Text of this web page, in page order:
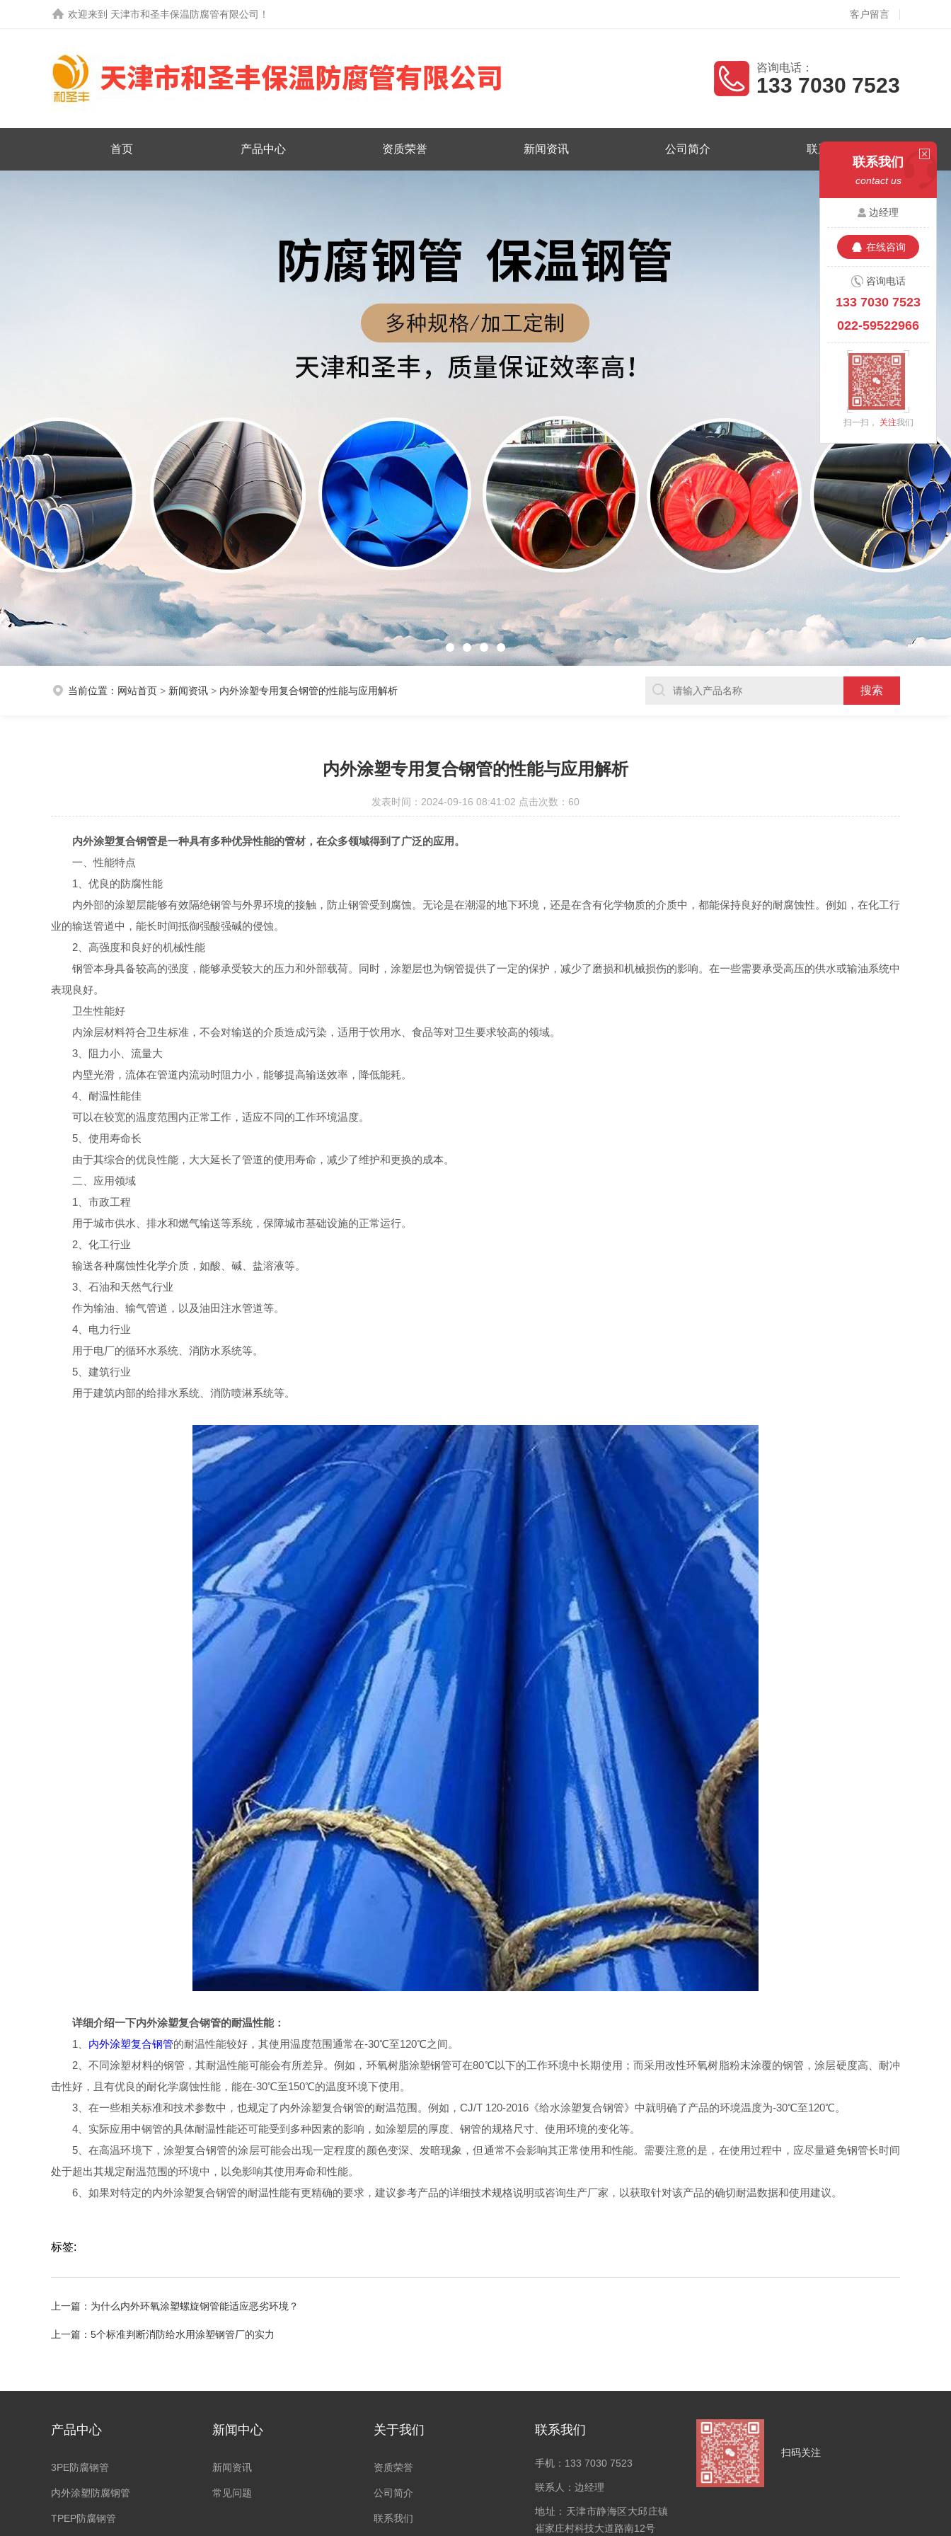
欢迎来到 天津市和圣丰保温防腐管有限公司 ！ 客户留言
咨询电话：
133 7030 7523
首页 产品中心 资质荣誉 新闻资讯 公司简介 联系我们
当前位置： 网站首页 > 新闻资讯 > 内外涂塑专用复合钢管的性能与应用解析
内外涂塑专用复合钢管的性能与应用解析
发表时间：2024-09-16 08:41:02 点击次数：60
内外涂塑复合钢管是一种具有多种优异性能的管材，在众多领域得到了广泛的应用。
一、性能特点
1、优良的防腐性能
内外部的涂塑层能够有效隔绝钢管与外界环境的接触，防止钢管受到腐蚀。无论是在潮湿的地下环境，还是在含有化学物质的介质中，都能保持良好的耐腐蚀性。例如，在化工行
业的输送管道中，能长时间抵御强酸强碱的侵蚀。
2、高强度和良好的机械性能
钢管本身具备较高的强度，能够承受较大的压力和外部载荷。同时，涂塑层也为钢管提供了一定的保护，减少了磨损和机械损伤的影响。在一些需要承受高压的供水或输油系统中
表现良好。
卫生性能好
内涂层材料符合卫生标准，不会对输送的介质造成污染，适用于饮用水、食品等对卫生要求较高的领域。
3、阻力小、流量大
内壁光滑，流体在管道内流动时阻力小，能够提高输送效率，降低能耗。
4、耐温性能佳
可以在较宽的温度范围内正常工作，适应不同的工作环境温度。
5、使用寿命长
由于其综合的优良性能，大大延长了管道的使用寿命，减少了维护和更换的成本。
二、应用领域
1、市政工程
用于城市供水、排水和燃气输送等系统，保障城市基础设施的正常运行。
2、化工行业
输送各种腐蚀性化学介质，如酸、碱、盐溶液等。
3、石油和天然气行业
作为输油、输气管道，以及油田注水管道等。
4、电力行业
用于电厂的循环水系统、消防水系统等。
5、建筑行业
用于建筑内部的给排水系统、消防喷淋系统等。
详细介绍一下内外涂塑复合钢管的耐温性能：
1、 内外涂塑复合钢管的耐温性能较好，其使用温度范围通常在-30℃至120℃之间。
2、不同涂塑材料的钢管，其耐温性能可能会有所差异。例如，环氧树脂涂塑钢管可在80℃以下的工作环境中长期使用；而采用改性环氧树脂粉末涂覆的钢管，涂层硬度高、耐冲
击性好，且有优良的耐化学腐蚀性能，能在-30℃至150℃的温度环境下使用。
3、在一些相关标准和技术参数中，也规定了内外涂塑复合钢管的耐温范围。例如，CJ/T 120-2016《给水涂塑复合钢管》中就明确了产品的环境温度为-30℃至120℃。
4、实际应用中钢管的具体耐温性能还可能受到多种因素的影响，如涂塑层的厚度、钢管的规格尺寸、使用环境的变化等。
5、在高温环境下，涂塑复合钢管的涂层可能会出现一定程度的颜色变深、发暗现象，但通常不会影响其正常使用和性能。需要注意的是，在使用过程中，应尽量避免钢管长时间
处于超出其规定耐温范围的环境中，以免影响其使用寿命和性能。
6、如果对特定的内外涂塑复合钢管的耐温性能有更精确的要求，建议参考产品的详细技术规格说明或咨询生产厂家，以获取针对该产品的确切耐温数据和使用建议。
标签:
上一篇： 为什么内外环氧涂塑螺旋钢管能适应恶劣环境？
上一篇： 5个标准判断消防给水用涂塑钢管厂的实力
产品中心
3PE防腐钢管
内外涂塑防腐钢管
TPEP防腐钢管
新闻中心
新闻资讯
常见问题
关于我们
资质荣誉
公司简介
联系我们
联系我们
手机：133 7030 7523
联系人：边经理
地址：天津市静海区大邱庄镇
崔家庄村科技大道路南12号
扫码关注
联系我们
contact us
边经理
在线咨询
咨询电话
133 7030 7523
022-59522966
扫一扫， 关注我们